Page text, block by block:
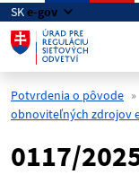
Preskočiť na hlavný
SKe-gov
Potvrdenia o pôvode
obnoviteľných zdrojov
0117/